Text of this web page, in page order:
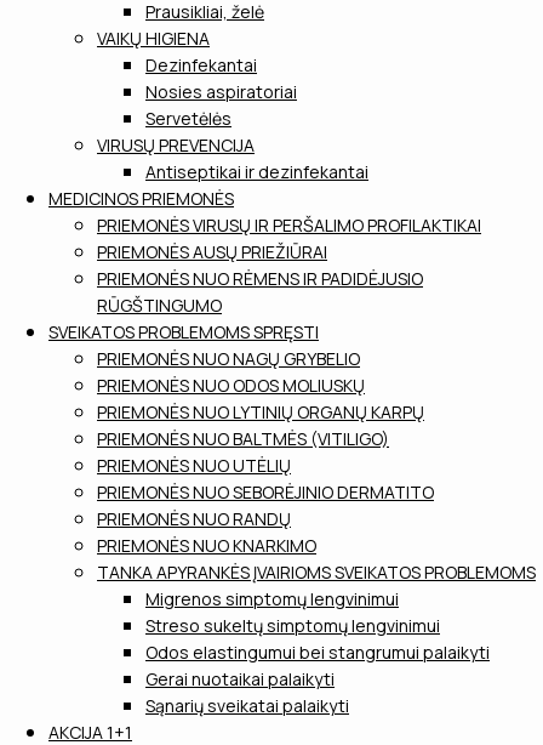
Prausikliai, želė
VAIKŲ HIGIENA
Dezinfekantai
Nosies aspiratoriai
Servetėlės
VIRUSŲ PREVENCIJA
Antiseptikai ir dezinfekantai
MEDICINOS PRIEMONĖS
PRIEMONĖS VIRUSŲ IR PERŠALIMO PROFILAKTIKAI
PRIEMONĖS AUSŲ PRIEŽIŪRAI
PRIEMONĖS NUO RĖMENS IR PADIDĖJUSIO
RŪGŠTINGUMO
SVEIKATOS PROBLEMOMS SPRĘSTI
PRIEMONĖS NUO NAGŲ GRYBELIO
PRIEMONĖS NUO ODOS MOLIUSKŲ
PRIEMONĖS NUO LYTINIŲ ORGANŲ KARPŲ
PRIEMONĖS NUO BALTMĖS (VITILIGO)
PRIEMONĖS NUO UTĖLIŲ
PRIEMONĖS NUO SEBORĖJINIO DERMATITO
PRIEMONĖS NUO RANDŲ
PRIEMONĖS NUO KNARKIMO
TANKA APYRANKĖS ĮVAIRIOMS SVEIKATOS PROBLEMOMS
Migrenos simptomų lengvinimui
Streso sukeltų simptomų lengvinimui
Odos elastingumui bei stangrumui palaikyti
Gerai nuotaikai palaikyti
Sąnarių sveikatai palaikyti
AKCIJA 1+1